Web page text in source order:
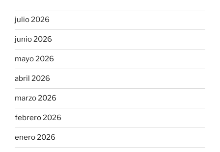
julio 2026
junio 2026
mayo 2026
abril 2026
marzo 2026
febrero 2026
enero 2026